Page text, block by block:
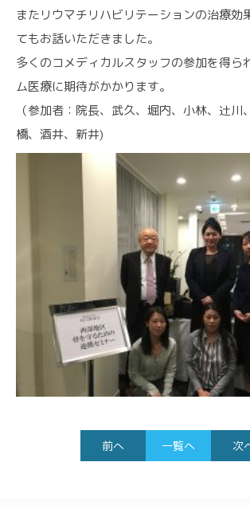
またリウマチリハビリテーションの治療効
てもお話いただきました。
多くのコメディカルスタッフの参加を得ら
ム医療に期待がかかります。
（参加者：院長、武久、堀内、小林、辻川
橋、酒井、新井)
前へ 一覧へ 次